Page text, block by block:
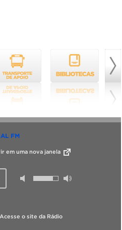
FM
em uma nova janela
Acesse o site da Rádio